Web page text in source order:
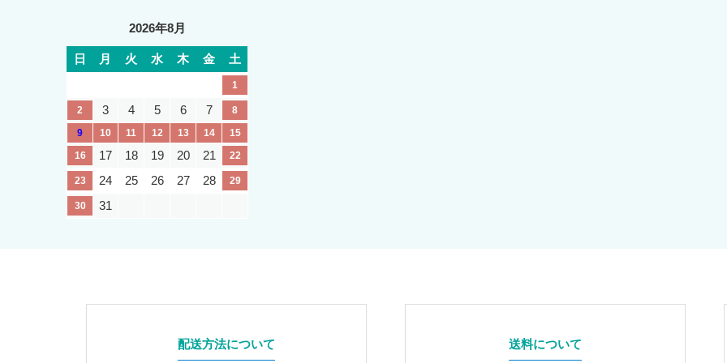
2026年8月
日 月 火 水 木 金 土
1
2 3 4 5 6 7
8
9
10 11 12 13 14
15
16
17 18 19 20 21 22
23 24 25 26 27 28 29
30 31
配送方法について 送料について